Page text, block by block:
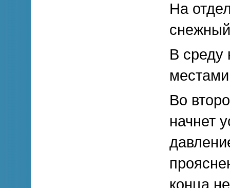
На
В среду
Во
начнет
конца